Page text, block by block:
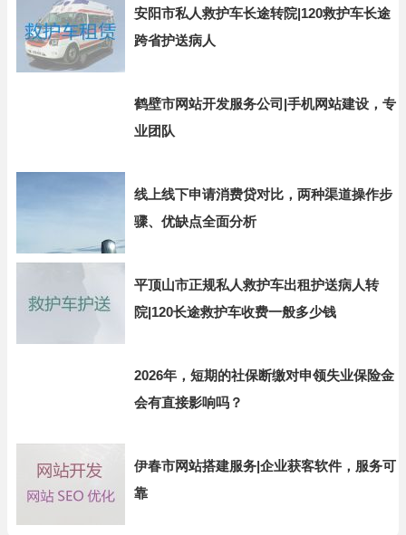
安阳市私人救护车长途转院|120救护车长途
跨省护送病人
鹤壁市网站开发服务公司|手机网站建设，专
业团队
线上线下申请消费贷对比，两种渠道操作步
骤、优缺点全面分析
平顶山市正规私人救护车出租护送病人转
院|120长途救护车收费一般多少钱
2026年，短期的社保断缴对申领失业保险金
会有直接影响吗？
伊春市网站搭建服务|企业获客软件，服务可
靠